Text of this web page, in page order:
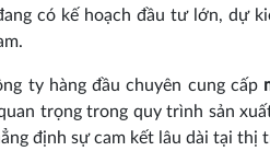
có kế hoạch đầu tư lớn, dự
ty hàng đầu chuyên cung cấp
trọng trong quy trình sản
định sự cam kết lâu dài tại thị